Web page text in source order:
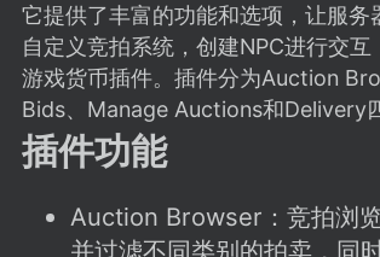
教程 材质 社区
潮涌核心
永久赞助者
11-27 02:06
电脑端
社区的建议&反馈板块，欢迎
它提供了丰富的功能和选项，让服务
自定义竞拍系统，创建NPC进行交互
游戏货币插件。插件分为Auction
Bids、Manage Auctions和Delivery
插件功能
Auction Browser：竞拍浏
并过滤不同类别的拍卖，同